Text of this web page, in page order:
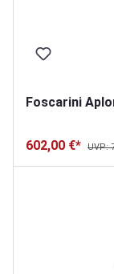
Foscarini
602,00 €* UVP: